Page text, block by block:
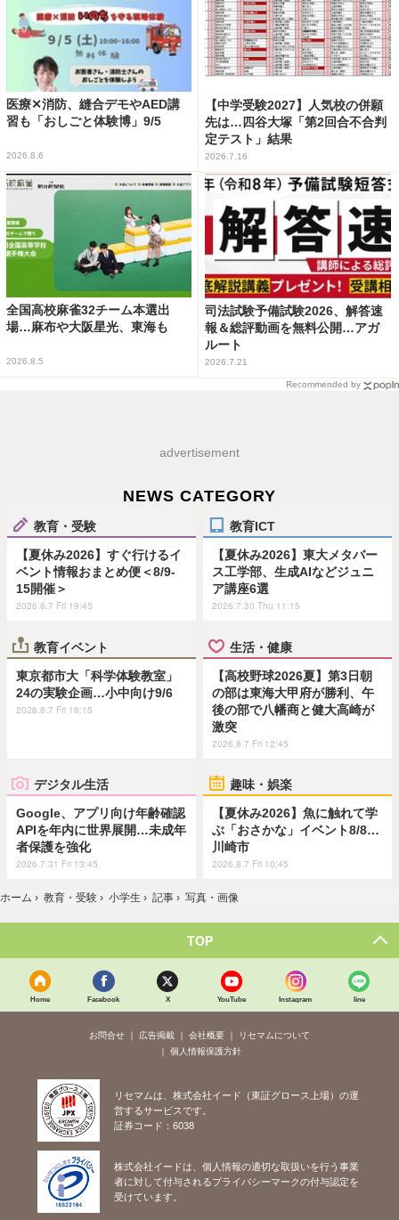
医療✕消防、縫合デモやAED講
習も「おしごと体験博」9/5
2026.8.6
【中学受験2027】人気校の併願
先は…四谷大塚「第2回合不合判
定テスト」結果
2026.7.16
全国高校麻雀32チーム本選出
場…麻布や大阪星光、東海も
2026.8.5
司法試験予備試験2026、解答速
報＆総評動画を無料公開…アガ
ルート
2026.7.21
Recommended by
advertisement
NEWS CATEGORY
教育・受験
【夏休み2026】すぐ行けるイ
ベント情報おまとめ便＜8/9-
15開催＞
2026.8.7 Fri 19:45
教育ICT
【夏休み2026】東大メタバー
ス工学部、生成AIなどジュニ
ア講座6選
2026.7.30 Thu 11:15
教育イベント
東京都市大「科学体験教室」
24の実験企画…小中向け9/6
2026.8.7 Fri 18:15
生活・健康
【高校野球2026夏】第3日朝
の部は東海大甲府が勝利、午
後の部で八幡商と健大高崎が
激突
2026.8.7 Fri 12:45
デジタル生活
Google、アプリ向け年齢確認
APIを年内に世界展開…未成年
者保護を強化
2026.7.31 Fri 13:45
趣味・娯楽
【夏休み2026】魚に触れて学
ぶ「おさかな」イベント8/8…
川崎市
2026.8.7 Fri 10:45
ホーム › 教育・受験 › 小学生 › 記事 › 写真・画像
TOP
Home Facebook X YouTube Instagram line
お問合せ 広告掲載 会社概要
リセマムについて
個人情報保護方針
リセマムは、株式会社イード（東証グロース上場）の運
営するサービスです。
証券コード：6038
株式会社イードは、個人情報の適切な取扱いを行う事業
者に対して付与されるプライバシーマークの付与認定を
受けています。